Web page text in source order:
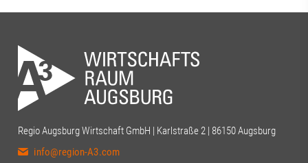
Regio Augsburg Wirtschaft GmbH | Karlstraße 2 | 86150 Augsburg
info@region-A3.com